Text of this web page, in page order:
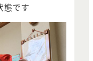
態です